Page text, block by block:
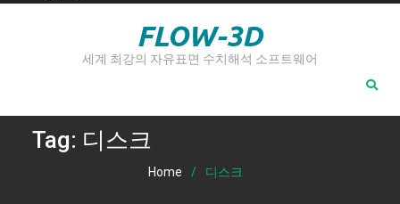
FLOW-3D
세계 최강의 자유표면 수치해석 소프트웨어
Tag: 디스크
Home 디스크